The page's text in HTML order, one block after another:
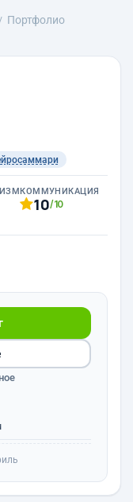
Портфолио
КОММУНИКАЦИЯ
10/10